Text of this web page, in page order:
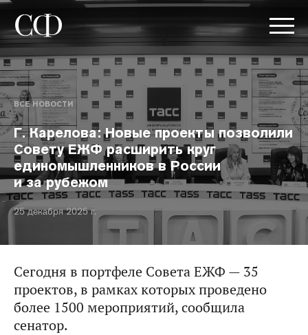
ВСЕ НОВОСТИ
Г. Карелова: Новые проекты позволили
Совету ЕЖФ расширить круг
единомышленников в России
и за рубежом
25 декабря 2025 г.
Сегодня в портфеле Совета ЕЖФ — 35
проектов, в рамках которых проведено
более 1500 мероприятий, сообщила
сенатор.